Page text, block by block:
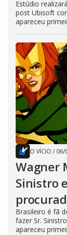
Estúdio
post Ubisoft
apareceu
O VÍCIO / 06/
Wagner
Sinistro
Brasileiro é fã
fazer Sr.
apareceu